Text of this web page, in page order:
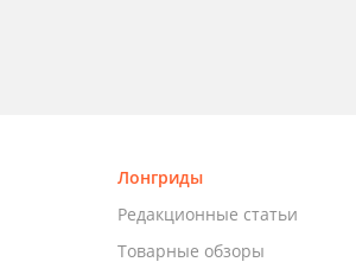
Лонгриды
Редакционные статьи
Товарные обзоры